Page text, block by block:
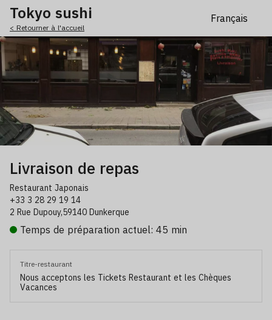
Tokyo sushi
< Retourner à l'accueil
Livraison de repas
Restaurant Japonais
+33 3 28 29 19 14
2 Rue Dupouy,59140 Dunkerque
Temps de préparation actuel: 45 min
Titre-restaurant
Nous acceptons les Tickets Restaurant et les Chèques
Vacances